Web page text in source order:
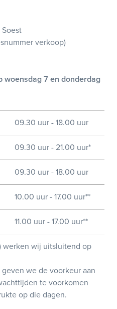
Soest
verkoop)
woensdag 7 en donderdag
09.30 uur - 18.00 uur
09.30 uur - 21.00 uur*
09.30 uur - 18.00 uur
10.00 uur - 17.00 uur**
11.00 uur - 17.00 uur**
werken wij uitsluitend op
we de voorkeur aan
te voorkomen
op die dagen.